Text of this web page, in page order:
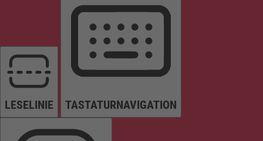
LESELINIE TASTATURNAVIGATION